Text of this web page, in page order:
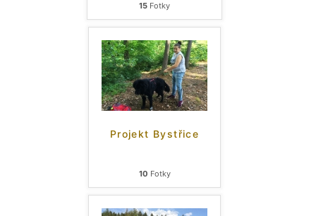
15 Fotky
Projekt Bystřice
10 Fotky